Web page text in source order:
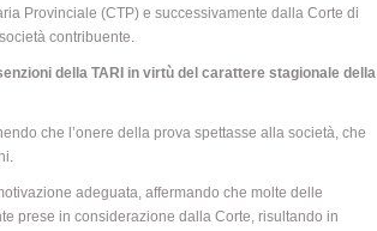
Provinciale (CTP) e successivamente dalla Corte di
contribuente.
della TARI in virtù del carattere stagionale della
che l’onere della prova spettasse alla società, che
adeguata, affermando che molte delle
prese in considerazione dalla Corte, risultando in